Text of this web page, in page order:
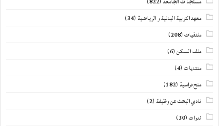
معهد التربية البدنية و الرياضية (34)
ملتقيات(208)
ملف السكن(6)
منتديات(4)
منح دراسية (182)
نادي البحث عن وظيفة (2)
ندوات(30)